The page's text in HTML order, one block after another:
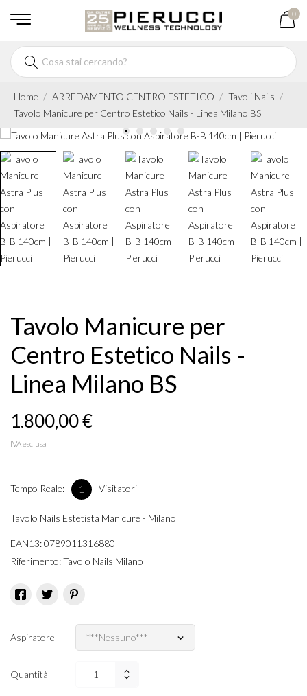
0
Home ARREDAMENTO CENTRO ESTETICO
Tavoli Nails
Tavolo Manicure per Centro Estetico Nails - Linea Milano BS
Tavolo Manicure per
Centro Estetico Nails -
Linea Milano BS
1.800,00 €
IVA esclusa
Tempo Reale: 1 Visitatori
Tavolo Nails Estetista Manicure - Milano
EAN13:0789011316880
Riferimento:Tavolo Nails Milano
Aspiratore
Quantità